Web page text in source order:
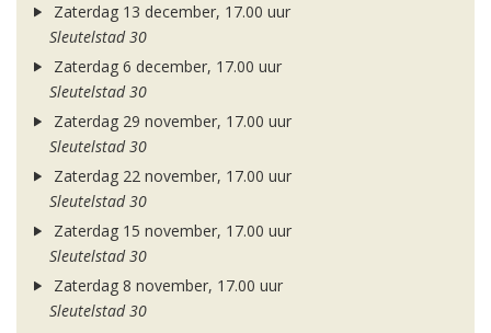
Zaterdag 13 december, 17.00 uur
Sleutelstad 30
Zaterdag 6 december, 17.00 uur
Sleutelstad 30
Zaterdag 29 november, 17.00 uur
Sleutelstad 30
Zaterdag 22 november, 17.00 uur
Sleutelstad 30
Zaterdag 15 november, 17.00 uur
Sleutelstad 30
Zaterdag 8 november, 17.00 uur
Sleutelstad 30